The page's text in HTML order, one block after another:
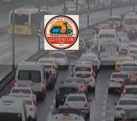
İçeriğe
geç